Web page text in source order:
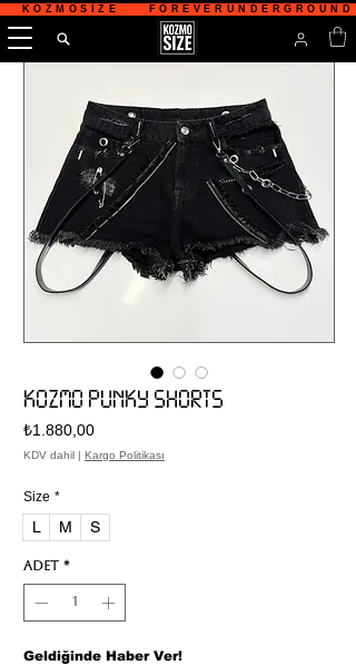
KOZMOSIZE    FOREVERUNDERGROUND
KOZMO PUNKY SHORTS
₺1.880,00Fiyat
KDV dahil | Kargo Politikası
Size *
L M S
Adet *
Geldiğinde Haber Ver!